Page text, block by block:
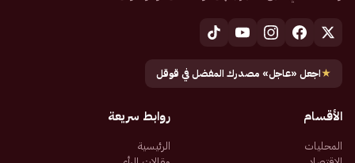
★اجعل «عاجل» مصدرك المفضل في قوقل
الأقسام
المحليات
روابط سريعة
الرئيسية